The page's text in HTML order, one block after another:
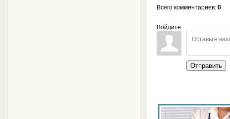
Всего комментариев:0
Войдите:
Отправить